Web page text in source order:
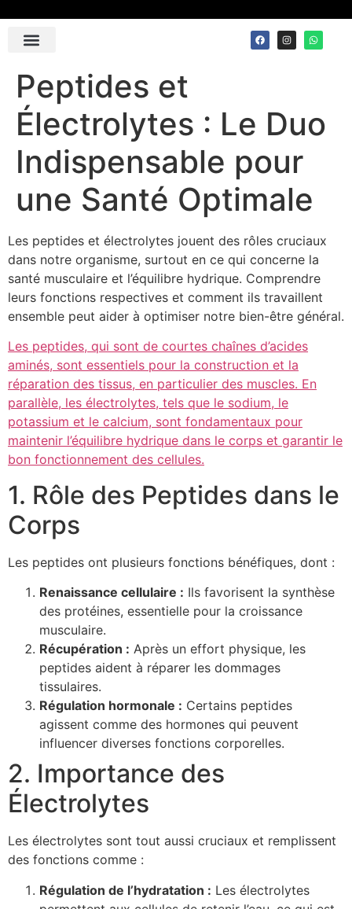
Peptides et
Électrolytes : Le Duo
Indispensable pour
une Santé Optimale
Les peptides et électrolytes jouent des rôles cruciaux
dans notre organisme, surtout en ce qui concerne la
santé musculaire et l’équilibre hydrique. Comprendre
leurs fonctions respectives et comment ils travaillent
ensemble peut aider à optimiser notre bien-être général.
Les peptides, qui sont de courtes chaînes d’acides
aminés, sont essentiels pour la construction et la
réparation des tissus, en particulier des muscles. En
parallèle, les électrolytes, tels que le sodium, le
potassium et le calcium, sont fondamentaux pour
maintenir l’équilibre hydrique dans le corps et garantir le
bon fonctionnement des cellules.
1. Rôle des Peptides dans le
Corps
Les peptides ont plusieurs fonctions bénéfiques, dont :
Renaissance cellulaire : Ils favorisent la synthèse
des protéines, essentielle pour la croissance
musculaire.
Récupération : Après un effort physique, les
peptides aident à réparer les dommages
tissulaires.
Régulation hormonale : Certains peptides
agissent comme des hormones qui peuvent
influencer diverses fonctions corporelles.
2. Importance des
Électrolytes
Les électrolytes sont tout aussi cruciaux et remplissent
des fonctions comme :
Régulation de l’hydratation : Les électrolytes